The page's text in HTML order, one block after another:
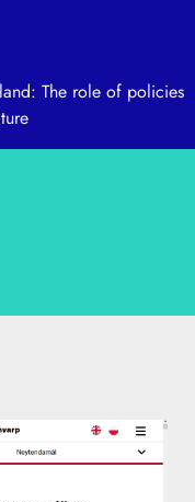
The role of policies